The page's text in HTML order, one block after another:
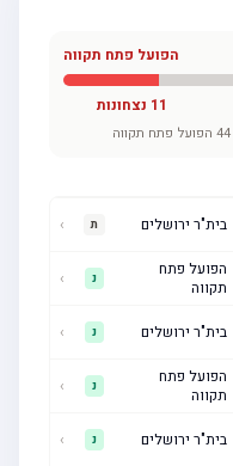
הפועל פתח תקווה
נצחונות
הפועל פתח תקווה
בית"ר ירושלים
הפועל פתח
תקווה
בית"ר ירושלים
הפועל פתח
תקווה
בית"ר ירושלים